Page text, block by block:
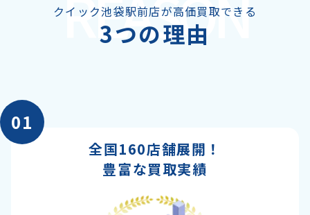
クイック池袋駅前店が高価買取できる
3つの理由
01
全国160店舗展開！
豊富な買取実績